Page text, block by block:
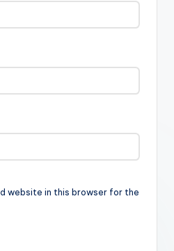
website in this browser for the